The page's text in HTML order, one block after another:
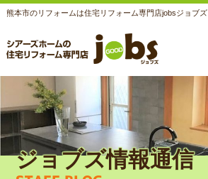
熊本市のリフォームは住宅リフォーム専門店jobsジョブズ
ジョブズ情報通信